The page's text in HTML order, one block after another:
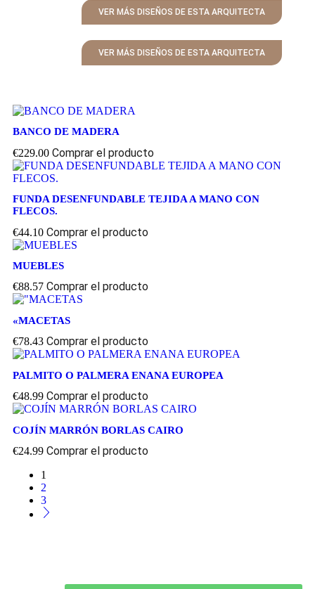
VER MÁS DISEÑOS DE ESTA ARQUITECTA
VER MÁS DISEÑOS DE ESTA ARQUITECTA
BANCO DE MADERA
€229.00 Comprar el producto
FUNDA DESENFUNDABLE TEJIDA A MANO CON
FLECOS.
€44.10 Comprar el producto
MUEBLES
€88.57 Comprar el producto
«MACETAS
€78.43 Comprar el producto
PALMITO O PALMERA ENANA EUROPEA
€48.99 Comprar el producto
COJÍN MARRÓN BORLAS CAIRO
€24.99 Comprar el producto
1
2
3